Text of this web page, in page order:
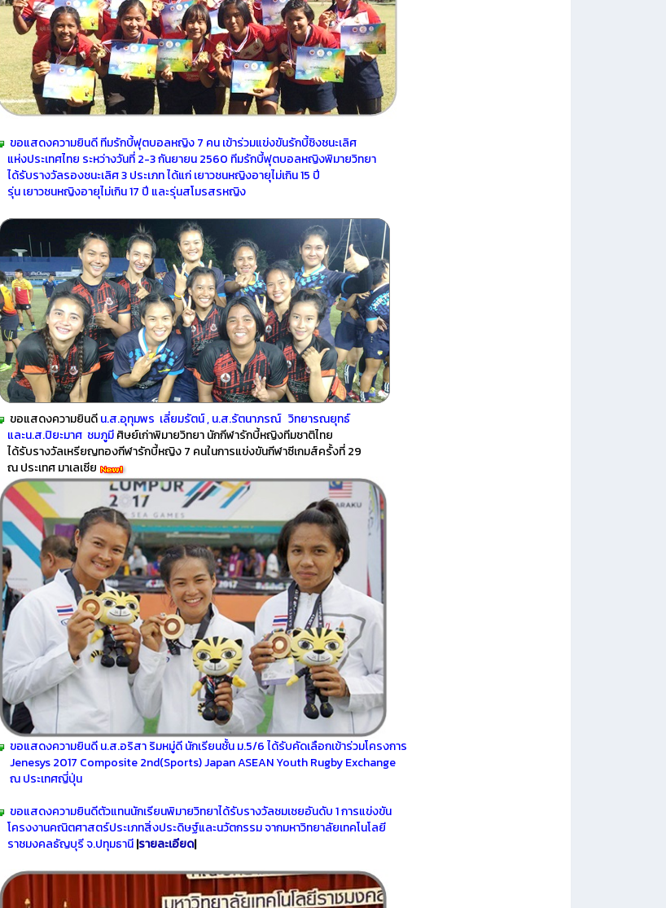
ขอแสดงความยินดี ทีมรักบี้ฟุตบอลหญิง 7 คน เข้าร่วมแข่งขันรักบี้ชิงชนะเลิศ
แห่งประเทศไทย ระหว่างวันที่ 2-3 กันยายน 2560 ทีมรักบี้ฟุตบอลหญิงพิมายวิทยา
ได้รับรางวัลรองชนะเลิศ 3 ประเภท ได้แก่ เยาวชนหญิงอายุไม่เกิน 15 ปี
รุ่น เยาวชนหญิงอายุไม่เกิน 17 ปี และรุ่นสโมรสรหญิง
ขอแสดงความยินดีน.ส.อุทุมพร เลี่ยมรัตน์ , น.ส.รัตนาภรณ์ วิทยารณยุทธ์
และน.ส.ปิยะมาศ ชมภูมีศิษย์เก่าพิมายวิทยา นักกีฬารักบี้หญิงทีมชาติไทย
ได้รับรางวัลเหรียญทองกีฬารักบี้หญิง 7 คนในการแข่งขันกีฬาซีเกมส์ครั้งที่ 29
ณ ประเทศ มาเลเซีย
ขอแสดงความยินดี น.ส.อริสา ริมหมู่ดี นักเรียนชั้น ม.5/6 ได้รับคัดเลือกเข้าร่วมโครงการ
Jenesys 2017 Composite 2nd(Sports) Japan ASEAN Youth Rugby Exchange
ณ ประเทศญี่ปุ่น
ขอแสดงความยินดีตัวแทนนักเรียนพิมายวิทยาได้รับรางวัลชมเชยอันดับ 1การแข่งขัน
โครงงานคณิตศาสตร์ประเภทสิ่งประดิษฐ์และนวัตกรรม จากมหาวิทยาลัยเทคโนโลยี
ราชมงคลธัญบุรี จ.ปทุมธานี|รายละเอียด|